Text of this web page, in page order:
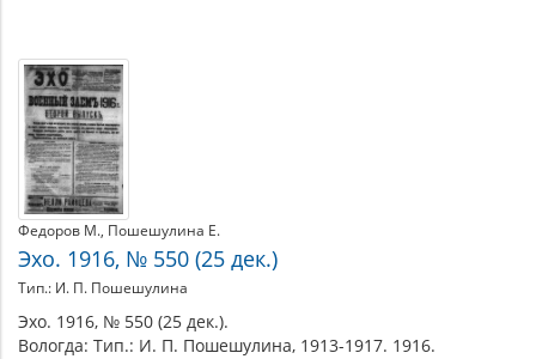
Федоров М. Пошешулина Е.
Эхо. 1916, № 550 (25 дек.)
Тип.: И. П. Пошешулина
Эхо. 1916, № 550 (25 дек.).
Вологда: Тип.: И. П. Пошешулина, 1913-1917. 1916.